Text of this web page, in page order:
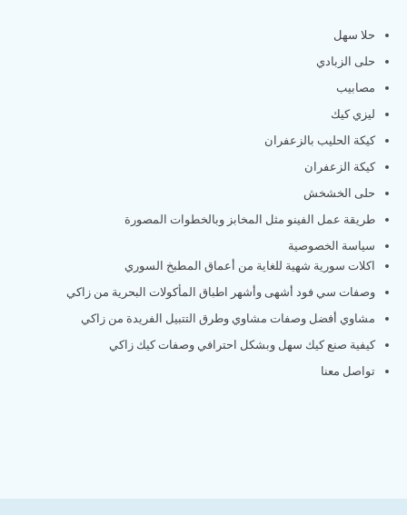
حلا سهل
حلى الزبادي
مصابيب
ليزي كيك
كيكة الحليب بالزعفران
كيكة الزعفران
حلى الخشخش
طريقة عمل الفينو مثل المخابز وبالخطوات المصورة
سياسة الخصوصية
اكلات سورية شهية للغاية من أعماق المطبخ السوري
وصفات سي فود أشهى وأشهر اطباق المأكولات البحرية من زاكي
مشاوي أفضل وصفات مشاوي وطرق التتبيل الفريدة من زاكي
كيفية صنع كيك سهل وبشكل احترافي وصفات كيك زاكي
تواصل معنا